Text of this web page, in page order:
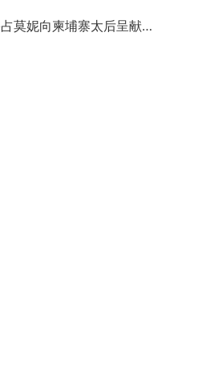
柬埔寨首相夫人碧占莫妮向柬埔寨太后呈献世界女童军“卓越领袖奖”